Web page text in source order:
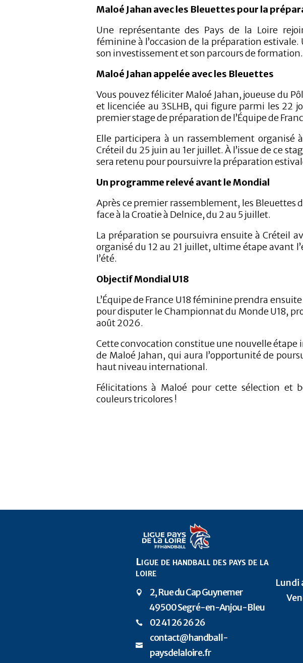
Maloé Jahan avec les Bleuettes pour la
Une représentante des Pays de la Loire
féminine à l’occasion de la préparation
son investissement et son parcours de formation.
Maloé Jahan appelée avec les Bleuettes
Vous pouvez féliciter Maloé Jahan, joueuse du
et licenciée au 3SLHB, qui figure parmi les 22
premier stage de préparation de l’Équipe de
Elle participera à un rassemblement organisé
Créteil du 25 juin au 1er juillet. À l’issue de ce
sera retenu pour poursuivre la préparation
Un programme relevé avant le Mondial
Après ce premier rassemblement, les Bleuettes
face à la Croatie à Delnice, du 2 au 5 juillet.
La préparation se poursuivra ensuite à Créteil
organisé du 12 au 21 juillet, ultime étape avant
l’été.
Objectif Mondial U18
L’Équipe de France U18 féminine prendra
pour disputer le Championnat du Monde U18,
août 2026.
Cette convocation constitue une nouvelle étape
de Maloé Jahan, qui aura l’opportunité de
haut niveau international.
Félicitations à Maloé pour cette sélection et
couleurs tricolores !
Ligue de handball des pays de la
loire
 2, Rue du Cap Guynemer
49500 Segré-en-Anjou-Bleu
 02 41 26 26 26

contact@handball-
paysdelaloire.fr
Lundi